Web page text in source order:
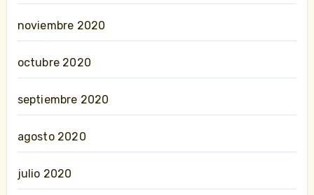
noviembre 2020
octubre 2020
septiembre 2020
agosto 2020
julio 2020